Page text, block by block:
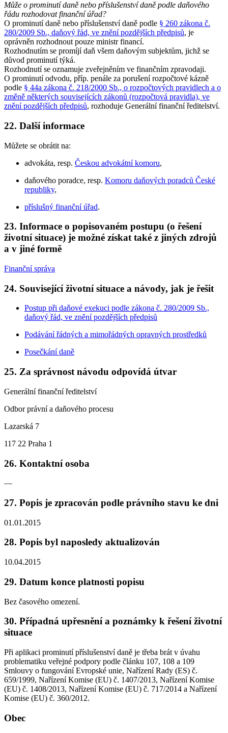
Může o prominutí daně nebo příslušenství daně podle daňového
řádu rozhodovat finanční úřad?
O prominutí daně nebo příslušenství daně podle § 260 zákona č.
280/2009 Sb., daňový řád, ve znění pozdějších předpisů, je
oprávněn rozhodnout pouze ministr financí.
Rozhodnutím se promíjí daň všem daňovým subjektům, jichž se
důvod prominutí týká.
Rozhodnutí se oznamuje zveřejněním ve finančním zpravodaji.
O prominutí odvodu, příp. penále za porušení rozpočtové kázně
podle § 44a zákona č. 218/2000 Sb., o rozpočtových pravidlech a o
změně některých souvisejících zákonů (rozpočtová pravidla), ve
znění pozdějších předpisů, rozhoduje Generální finanční ředitelství.
22. Další informace
Můžete se obrátit na:
advokáta, resp. Českou advokátní komoru,
daňového poradce, resp. Komoru daňových poradců České
republiky,
příslušný finanční úřad.
23. Informace o popisovaném postupu (o řešení
životní situace) je možné získat také z jiných zdrojů
a v jiné formě
Finanční správa
24. Související životní situace a návody, jak je řešit
Postup při daňové exekuci podle zákona č. 280/2009 Sb.,
daňový řád, ve znění pozdějších předpisů
Podávání řádných a mimořádných opravných prostředků
Posečkání daně
25. Za správnost návodu odpovídá útvar
Generální finanční ředitelství
Odbor právní a daňového procesu
Lazarská 7
117 22 Praha 1
26. Kontaktní osoba
—
27. Popis je zpracován podle právního stavu ke dni
01.01.2015
28. Popis byl naposledy aktualizován
10.04.2015
29. Datum konce platnosti popisu
Bez časového omezení.
30. Případná upřesnění a poznámky k řešení životní
situace
Při aplikaci prominutí příslušenství daně je třeba brát v úvahu
problematiku veřejné podpory podle článku 107, 108 a 109
Smlouvy o fungování Evropské unie, Nařízení Rady (ES) č.
659/1999, Nařízení Komise (EU) č. 1407/2013, Nařízení Komise
(EU) č. 1408/2013, Nařízení Komise (EU) č. 717/2014 a Nařízení
Komise (EU) č. 360/2012.
Obec